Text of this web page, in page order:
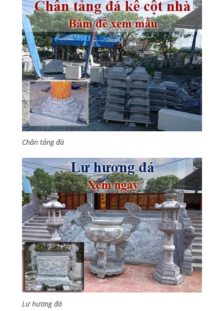
Chân tảng đá
Lư hương đá